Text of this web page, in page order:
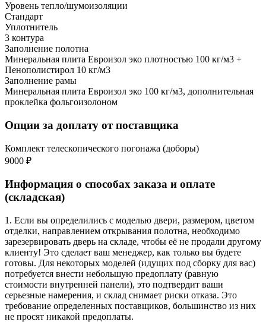
Уровень тепло/шумоизоляции
Стандарт
Уплотнитель
3 контура
Заполнение полотна
Минеральная плита Евроизол эко плотностью 100 кг/м3 +
Пенополистирол 10 кг/м3
Заполнение рамы
Минеральная плита Евроизол эко 100 кг/м3, дополнительная
проклейка фольгоизолоном
Опции за доплату от поставщика
Комплект телескопического погонажа (доборы)
9000 ₽
Информация о способах заказа и оплате
(складская)
1. Если вы определились с моделью двери, размером, цветом
отделки, направлением открывания полотна, необходимо
зарезервировать дверь на складе, чтобы её не продали другому
клиенту! Это сделает ваш менеджер, как только вы будете
готовы. Для некоторых моделей (идущих под сборку для вас)
потребуется внести небольшую предоплату (равную
стоимости внутренней панели), это подтвердит ваши
серьезные намерения, и склад снимает риски отказа. Это
требование определенных поставщиков, большинство из них
не просят никакой предоплаты.